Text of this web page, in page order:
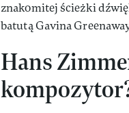
znakomitej ścieżki
batutą Gavina
Hans